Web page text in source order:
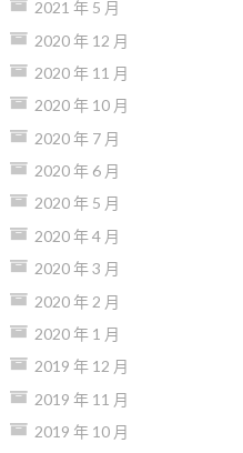
2021 年 5 月
2020 年 12 月
2020 年 11 月
2020 年 10 月
2020 年 7 月
2020 年 6 月
2020 年 5 月
2020 年 4 月
2020 年 3 月
2020 年 2 月
2020 年 1 月
2019 年 12 月
2019 年 11 月
2019 年 10 月